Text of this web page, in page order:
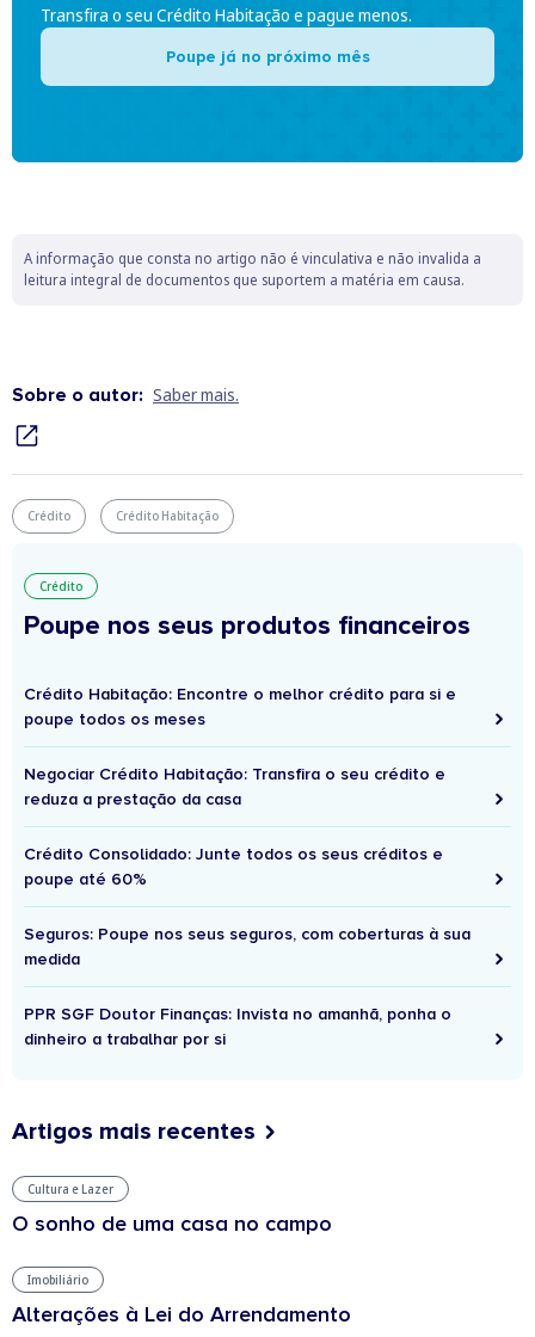
Transfira o seu Crédito Habitação e pague menos.
Poupe já no próximo mês
A informação que consta no artigo não é vinculativa e não invalida a
leitura integral de documentos que suportem a matéria em causa.
Sobre o autor: Saber mais.
Crédito Crédito Habitação
Crédito
Poupe nos seus produtos financeiros
Crédito Habitação: Encontre o melhor crédito para si e
poupe todos os meses
Negociar Crédito Habitação: Transfira o seu crédito e
reduza a prestação da casa
Crédito Consolidado: Junte todos os seus créditos e
poupe até 60%
Seguros: Poupe nos seus seguros, com coberturas à sua
medida
PPR SGF Doutor Finanças: Invista no amanhã, ponha o
dinheiro a trabalhar por si
Artigos mais recentes
Cultura e Lazer
O sonho de uma casa no campo
Imobiliário
Alterações à Lei do Arrendamento